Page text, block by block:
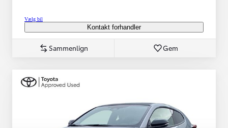
Vælg bil
Kontakt forhandler
Sammenlign Gem